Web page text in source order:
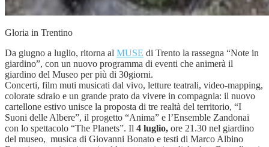
Gloria in Trentino
Da giugno a luglio, ritorna al MUSE di Trento la rassegna “Note in
giardino”, con un nuovo programma di eventi che animerà il
giardino del Museo per più di 30giorni.
Concerti, film muti musicati dal vivo, letture teatrali, video-mapping,
colorate sdraio e un grande prato da vivere in compagnia: il nuovo
cartellone estivo unisce la proposta di tre realtà del territorio, “I
Suoni delle Albere”, il progetto “Anima” e l’Ensemble Zandonai
con lo spettacolo “The Planets”. Il 4 luglio, ore 21.30 nel giardino
del museo, musica di Giovanni Bonato e testi di Marco Albino